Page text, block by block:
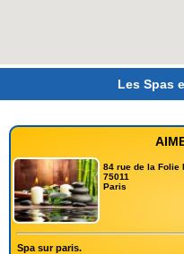
Les Spas
84 rue de la Folie
75011
Paris
Spa sur paris.